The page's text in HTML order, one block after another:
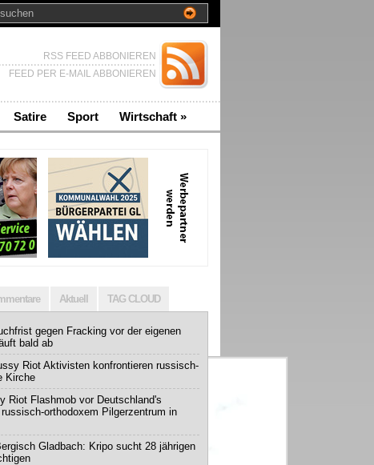
RSS FEED ABBONIEREN
FEED PER E-MAIL ABBONIEREN
Satire Sport Wirtschaft »
Aktuell TAG CLOUD
gegen Fracking vor der eigenen
bald ab
Riot Aktivisten konfrontieren russisch-
Kirche
Riot Flashmob vor Deutschland's
orthodoxem Pilgerzentrum in
Gladbach: Kripo sucht 28 jährigen